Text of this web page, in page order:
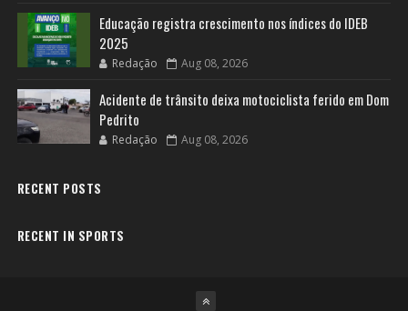
Educação registra crescimento nos índices do IDEB
2025
Redação Aug 08, 2026
Acidente de trânsito deixa motociclista ferido em Dom
Pedrito
Redação Aug 08, 2026
RECENT POSTS
RECENT IN SPORTS